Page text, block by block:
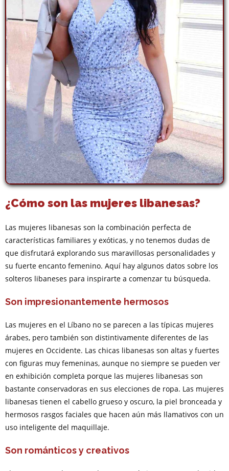
¿Cómo son las mujeres libanesas?
Las mujeres libanesas son la combinación perfecta de
características familiares y exóticas, y no tenemos dudas de
que disfrutará explorando sus maravillosas personalidades y
su fuerte encanto femenino. Aquí hay algunos datos sobre los
solteros libaneses para inspirarte a comenzar tu búsqueda.
Son impresionantemente hermosos
Las mujeres en el Líbano no se parecen a las típicas mujeres
árabes, pero también son distintivamente diferentes de las
mujeres en Occidente. Las chicas libanesas son altas y fuertes
con figuras muy femeninas, aunque no siempre se pueden ver
en exhibición completa porque las mujeres libanesas son
bastante conservadoras en sus elecciones de ropa. Las mujeres
libanesas tienen el cabello grueso y oscuro, la piel bronceada y
hermosos rasgos faciales que hacen aún más llamativos con un
uso inteligente del maquillaje.
Son románticos y creativos